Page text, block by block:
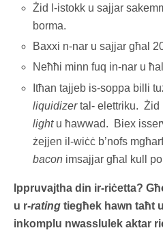
Żid l-istokk u sajjar
borma.
Baxxi n-nar u sajjar għal
Neħħi minn fuq in-nar u
Itħan tajjeb is-soppa billi
liquidizertal- elettriku. Żid
lightu ħawwad. Biex
żejjen il-wiċċ b’nofs
bacon imsajjar għal kull
Ippruvajtha din ir-riċetta?
u r-rating tiegħek hawn taħt
inkomplu nwasslulek aktar